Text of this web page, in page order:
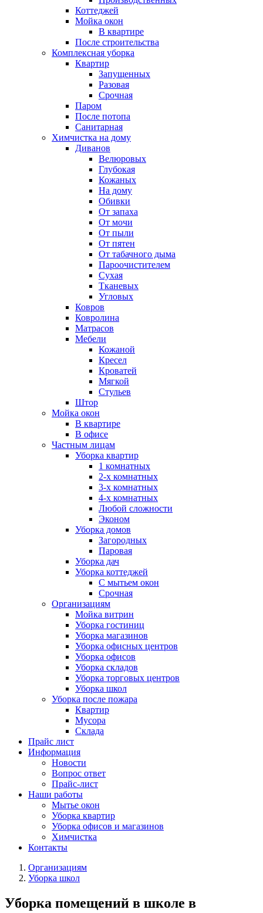
Коттеджей
Мойка окон
В квартире
После строительства
Комплексная уборка
Квартир
Запущенных
Разовая
Срочная
Паром
После потопа
Санитарная
Химчистка на дому
Диванов
Велюровых
Глубокая
Кожаных
На дому
Обивки
От запаха
От мочи
От пыли
От пятен
От табачного дыма
Пароочистителем
Сухая
Тканевых
Угловых
Ковров
Ковролина
Матрасов
Мебели
Кожаной
Кресел
Кроватей
Мягкой
Стульев
Штор
Мойка окон
В квартире
В офисе
Частным лицам
Уборка квартир
1 комнатных
2-х комнатных
3-х комнатных
4-х комнатных
Любой сложности
Эконом
Уборка домов
Загородных
Паровая
Уборка дач
Уборка коттеджей
С мытьем окон
Срочная
Организациям
Мойка витрин
Уборка гостиниц
Уборка магазинов
Уборка офисных центров
Уборка офисов
Уборка складов
Уборка торговых центров
Уборка школ
Уборка после пожара
Квартир
Мусора
Склада
Прайс лист
Информация
Новости
Вопрос ответ
Прайс-лист
Наши работы
Мытье окон
Уборка квартир
Уборка офисов и магазинов
Химчистка
Контакты
Организациям
Уборка школ
Уборка помещений в школе в